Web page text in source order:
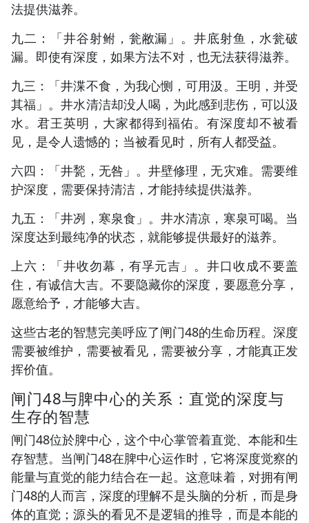
法提供滋养。
九二：「井谷射鲋，瓮敝漏」。井底射鱼，水瓮破
漏。即使有深度，如果方法不对，也无法获得滋养。
九三：「井渫不食，为我心恻，可用汲。王明，并受
其福」。井水清洁却没人喝，为此感到悲伤，可以汲
水。君王英明，大家都得到福佑。有深度却不被看
见，是令人遗憾的；当被看见时，所有人都受益。
六四：「井甃，无咎」。井壁修理，无灾难。需要维
护深度，需要保持清洁，才能持续提供滋养。
九五：「井冽，寒泉食」。井水清凉，寒泉可喝。当
深度达到最纯净的状态，就能够提供最好的滋养。
上六：「井收勿幕，有孚元吉」。井口收成不要盖
住，有诚信大吉。不要隐藏你的深度，要愿意分享，
愿意给予，才能够大吉。
这些古老的智慧完美呼应了闸门48的生命历程。深度
需要被维护，需要被看见，需要被分享，才能真正发
挥价值。
闸门48与脾中心的关系：直觉的深度与
生存的智慧
闸门48位於脾中心，这个中心掌管着直觉、本能和生
存智慧。当闸门48在脾中心运作时，它将深度觉察的
能量与直觉的能力结合在一起。这意味着，对拥有闸
门48的人而言，深度的理解不是头脑的分析，而是身
体的直觉；源头的看见不是逻辑的推导，而是本能的